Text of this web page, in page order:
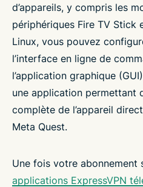
d’appareils, y compris les
périphériques Fire TV Stick
Linux, vous pouvez
l’interface en ligne de
l’application graphique
une application permettant
complète de l’appareil
Meta Quest.
Une fois votre abonnement
applications ExpressVPN